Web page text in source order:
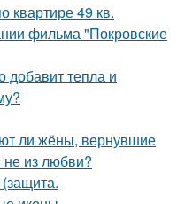
квартире 49 кв.
фильма "Покровские
добавит тепла и
ли жёны, вернувшие
не из любви?